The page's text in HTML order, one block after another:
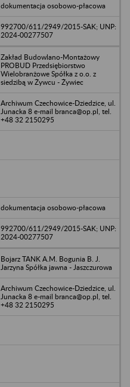
dokumentacja osobowo-płacowa
992700/611/2949/2015-SAK; UNP:
2024-00277507
Zakład Budowlano-Montażowy
PROBUD Przedsiębiorstwo
Wielobranżowe Spółka z o.o. z
siedzibą w Żywcu - Żywiec
Archiwum Czechowice-Dziedzice, ul.
Junacka 8 e-mail branca@op.pl, tel.
+48 32 2150295
dokumentacja osobowo-płacowa
992700/611/2949/2015-SAK; UNP:
2024-00277507
Bojarz TANK A.M. Bogunia B. J.
Jarzyna Spółka jawna - Jaszczurowa
Archiwum Czechowice-Dziedzice, ul.
Junacka 8 e-mail branca@op.pl, tel.
+48 32 2150295